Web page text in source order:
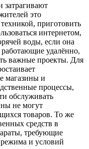
затрагивают
это
приготовить
интернетом,
воды, если она
удалённо,
важные проекты. Для
магазины и
процессы,
обслуживать
не могут
товаров. То же
средств в
требующие
режима и условий